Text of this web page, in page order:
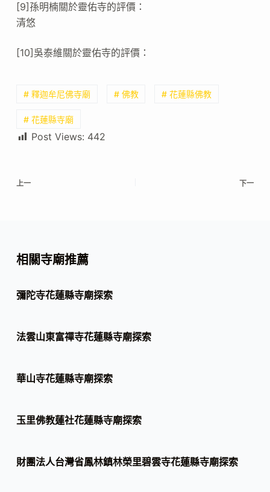
[9]孫明楠關於靈佑寺的評價：
清悠
[10]吳泰維關於靈佑寺的評價：
# 釋迦牟尼佛寺廟 # 佛教 # 花蓮縣佛教
# 花蓮縣寺廟
Post Views: 442
上一 下一
相關寺廟推薦
彌陀寺花蓮縣寺廟探索
法雲山東富禪寺花蓮縣寺廟探索
華山寺花蓮縣寺廟探索
玉里佛教蓮社花蓮縣寺廟探索
財團法人台灣省鳳林鎮林榮里碧雲寺花蓮縣寺廟探索